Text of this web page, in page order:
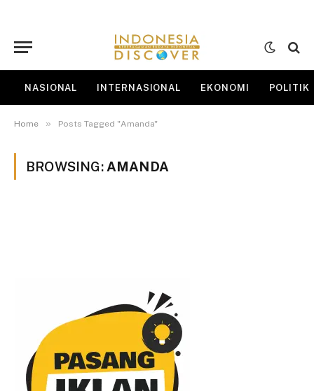
NASIONAL INTERNASIONAL EKONOMI POLITIK
Home » Posts Tagged "Amanda"
BROWSING: AMANDA